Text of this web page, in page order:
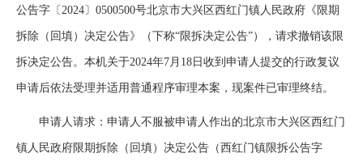
公告字〔2024〕0500500号北京市大兴区西红门镇人民政府《限期
拆除（回填）决定公告》（下称“限拆决定公告”），请求撤销该限
拆决定公告。本机关于2024年7月18日收到申请人提交的行政复议
申请后依法受理并适用普通程序审理本案，现案件已审理终结。
申请人请求：申请人不服被申请人作出的北京市大兴区西红门
镇人民政府限期拆除（回填）决定公告（西红门镇限拆公告字